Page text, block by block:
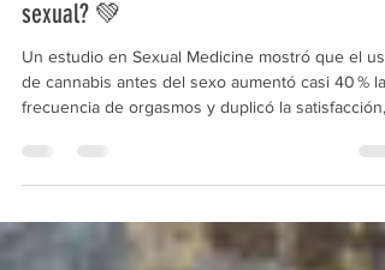
¿El cannabis mejora tu rendimiento
sexual? 💚
de cannabis antes del sexo aumentó casi 40 % la
frecuencia de orgasmos y duplicó la satisfacción,